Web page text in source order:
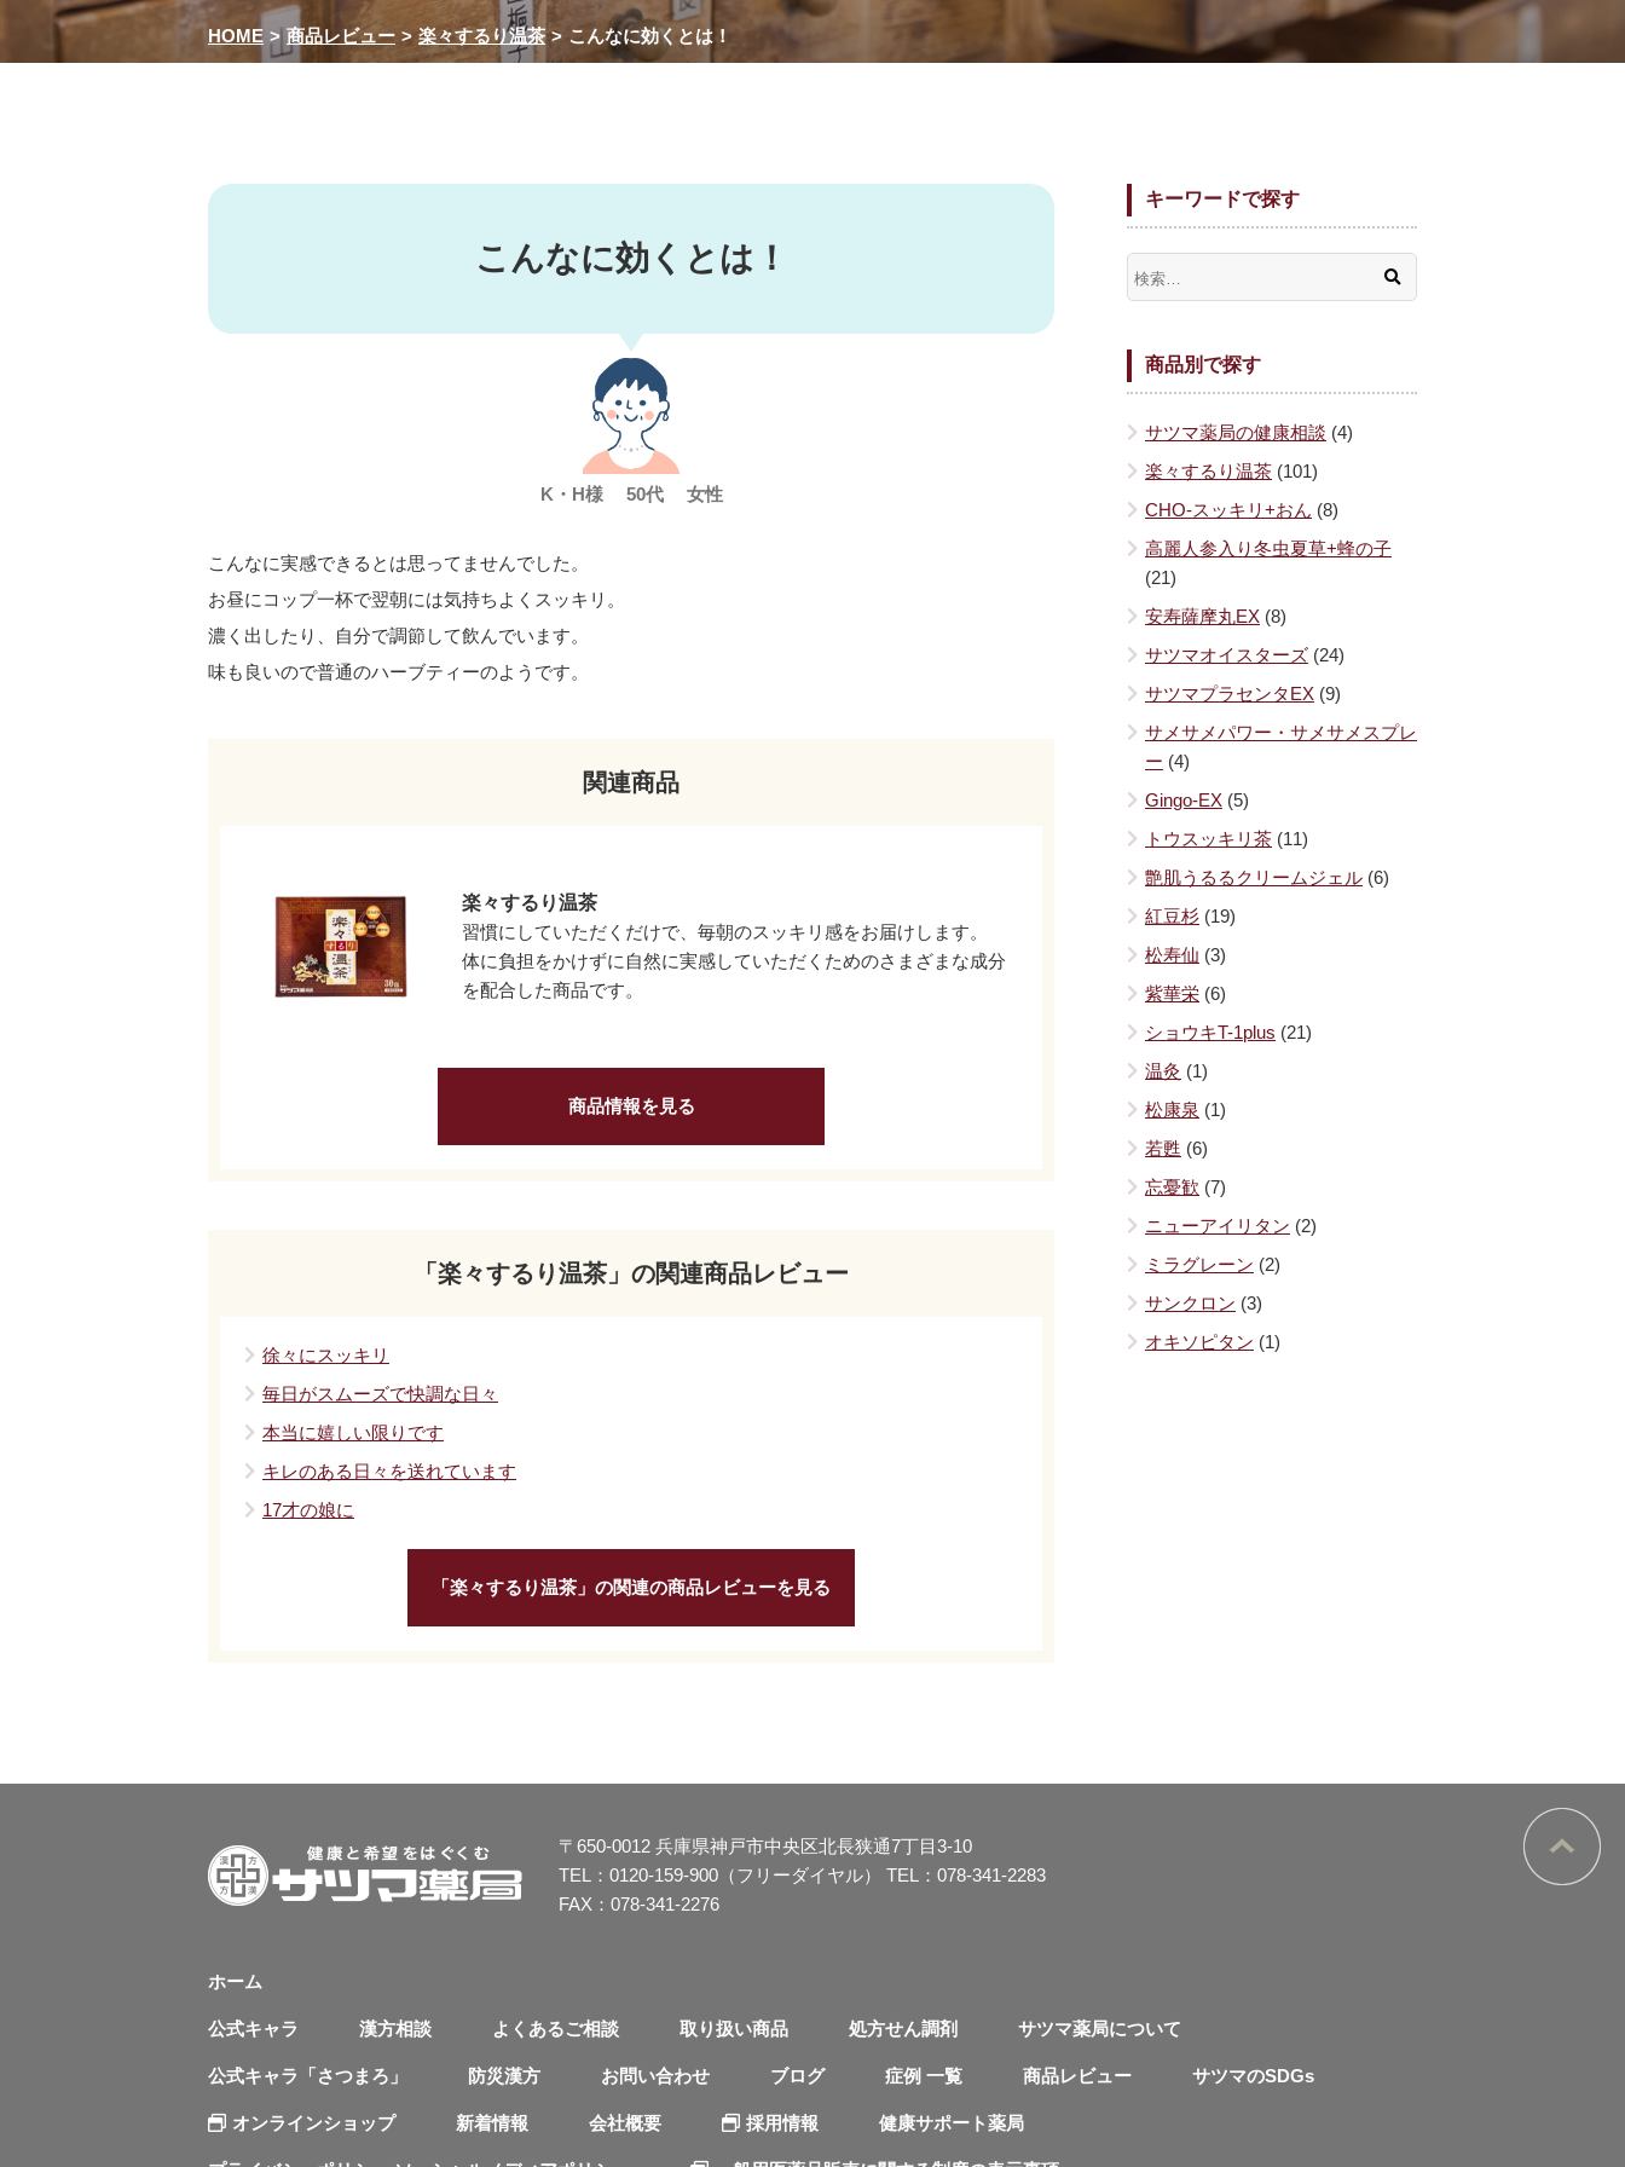
HOME 商品レビュー 楽々するり温茶 こんなに効くとは！
こんなに効くとは！
K・H様 50代 女性
こんなに実感できるとは思ってませんでした。
お昼にコップ一杯で翌朝には気持ちよくスッキリ。
濃く出したり、自分で調節して飲んでいます。
味も良いので普通のハーブティーのようです。
関連商品
楽々するり温茶
習慣にしていただくだけで、毎朝のスッキリ感をお届けします。
体に負担をかけずに自然に実感していただくためのさまざまな成分
を配合した商品です。
商品情報を見る
「楽々するり温茶」の関連商品レビュー
徐々にスッキリ
毎日がスムーズで快調な日々
本当に嬉しい限りです
キレのある日々を送れています
17才の娘に
「楽々するり温茶」の関連の商品レビューを見る
キーワードで探す
商品別で探す
サツマ薬局の健康相談 (4)
楽々するり温茶 (101)
CHO-スッキリ+おん (8)
高麗人参入り冬虫夏草+蜂の子
(21)
安寿薩摩丸EX (8)
サツマオイスターズ (24)
サツマプラセンタEX (9)
サメサメパワー・サメサメスプレ
ー (4)
Gingo-EX (5)
トウスッキリ茶 (11)
艶肌うるるクリームジェル (6)
紅豆杉 (19)
松寿仙 (3)
紫華栄 (6)
ショウキT-1plus (21)
温灸 (1)
松康泉 (1)
若甦 (6)
忘憂歓 (7)
ニューアイリタン (2)
ミラグレーン (2)
サンクロン (3)
オキソピタン (1)
〒650-0012 兵庫県神戸市中央区北長狭通7丁目3-10
TEL： 0120-159-900（フリーダイヤル） TEL： 078-341-2283
FAX：078-341-2276
ホーム
公式キャラ 漢方相談 よくあるご相談 取り扱い商品 処方せん調剤 サツマ薬局について
公式キャラ「さつまろ」 防災漢方 お問い合わせ ブログ 症例 一覧 商品レビュー サツマのSDGs
オンラインショップ 新着情報 会社概要 採用情報 健康サポート薬局